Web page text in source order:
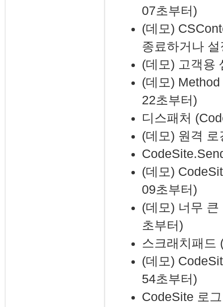
07초부터)
(데모)
종료하거나
(데모) 고객용
(데모)
22초부터)
디스패처
(데모) 원격
(데모)
09초부터)
(데모) 너무
초부터)
스크래치패드
(데모)
54초부터)
CodeSite 로